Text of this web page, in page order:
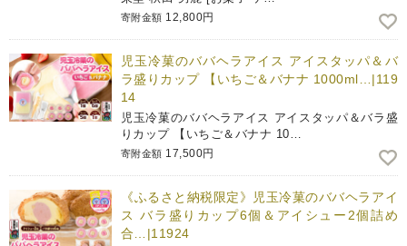
寄附金額 12,800円
児玉冷菓のババヘラアイス アイスタッパ＆バ
ラ盛りカップ 【いちご＆バナナ 1000ml…|119
14
児玉冷菓のババヘラアイス アイスタッパ＆バラ盛
りカップ 【いちご＆バナナ 10…
寄附金額 17,500円
《ふるさと納税限定》児玉冷菓のババヘラアイ
ス バラ盛りカップ6個＆アイシュー2個詰め
合…|11924